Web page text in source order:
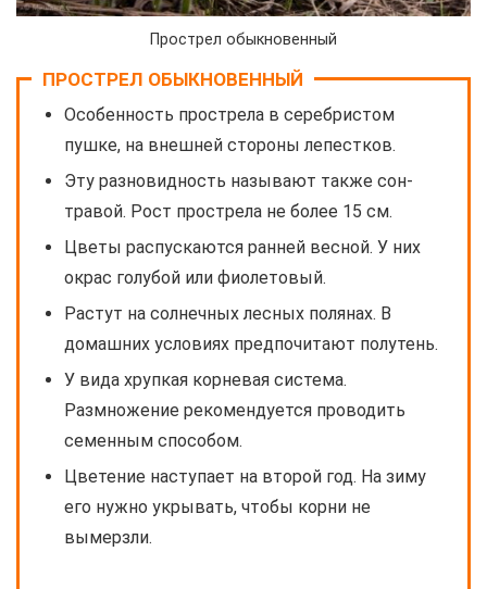
Прострел обыкновенный
ПРОСТРЕЛ ОБЫКНОВЕННЫЙ
Особенность прострела в серебристом
пушке, на внешней стороны лепестков.
Эту разновидность называют также сон-
травой. Рост прострела не более 15 см.
Цветы распускаются ранней весной. У них
окрас голубой или фиолетовый.
Растут на солнечных лесных полянах. В
домашних условиях предпочитают полутень.
У вида хрупкая корневая система.
Размножение рекомендуется проводить
семенным способом.
Цветение наступает на второй год. На зиму
его нужно укрывать, чтобы корни не
вымерзли.